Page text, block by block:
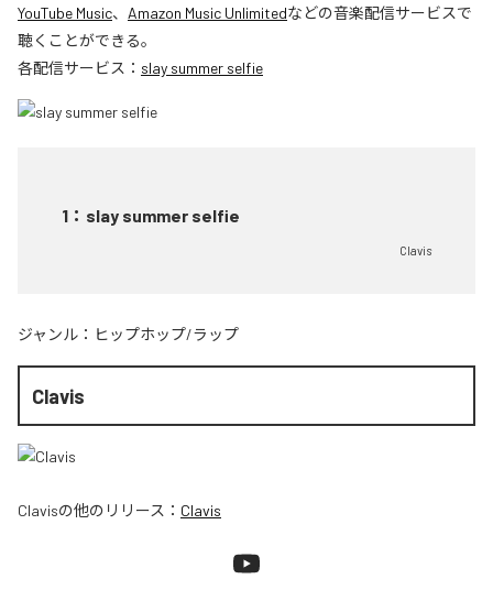
YouTube Music、 Amazon Music Unlimitedなどの音楽配信サービスで
聴くことができる。
各配信サービス： slay summer selfie
1 ： slay summer selfie
Clavis
ジャンル： ヒップホップ/ラップ
Clavis
Clavisの他のリリース： Clavis